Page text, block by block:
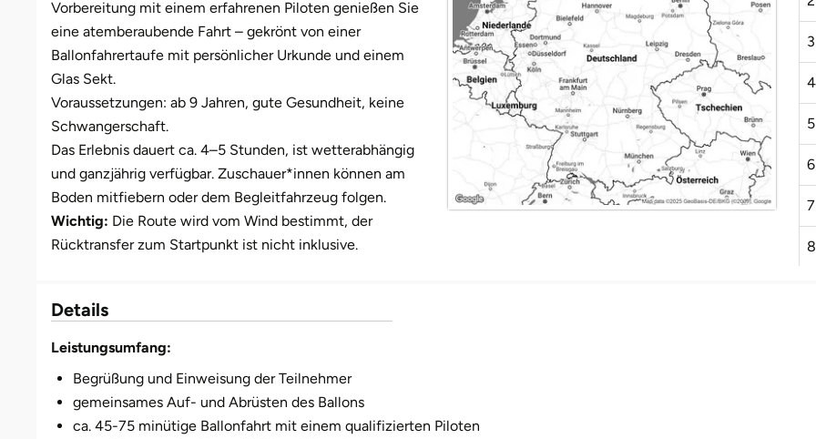
Vorbereitung mit einem erfahrenen Piloten genießen Sie
eine atemberaubende Fahrt – gekrönt von einer
Ballonfahrertaufe mit persönlicher Urkunde und einem
Glas Sekt.
Voraussetzungen: ab 9 Jahren, gute Gesundheit, keine
Schwangerschaft.
Das Erlebnis dauert ca. 4–5 Stunden, ist wetterabhängig
und ganzjährig verfügbar. Zuschauer*innen können am
Boden mitfiebern oder dem Begleitfahrzeug folgen.
Wichtig: Die Route wird vom Wind bestimmt, der
Rücktransfer zum Startpunkt ist nicht inklusive.
Details
Leistungsumfang:
Begrüßung und Einweisung der Teilnehmer
gemeinsames Auf- und Abrüsten des Ballons
ca. 45-75 minütige Ballonfahrt mit einem qualifizierten Piloten
Nürnberg
Oberlausitz
Riesa
Strausberg (Berlin/Brandenburg)
Sonneberg
Unterwellenborn
Weimar
Witterda